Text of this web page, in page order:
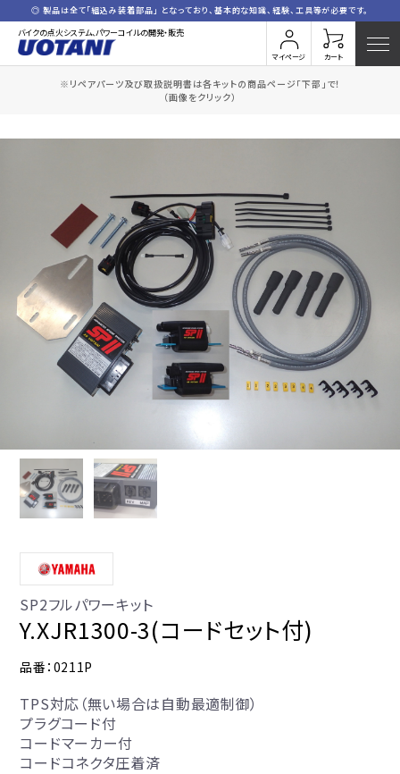
バイクの点火システム、パワーコイルの開発・販売
マイページ カート
◎ 製品は全て「組込み装着部品」 となっており、基本的な知識、経験、工具等が必要です。
※リペアパーツ及び取扱説明書は各キットの商品ページ「下部」で！
（画像をクリック）
全商品一覧 Y.XJR1300-3(コードセット付)
SP2フルパワーキット
Y.XJR1300-3(コードセット付)
品番：0211P
TPS対応（無い場合は自動最適制御）
プラグコード付
コードマーカー付
コードコネクタ圧着済